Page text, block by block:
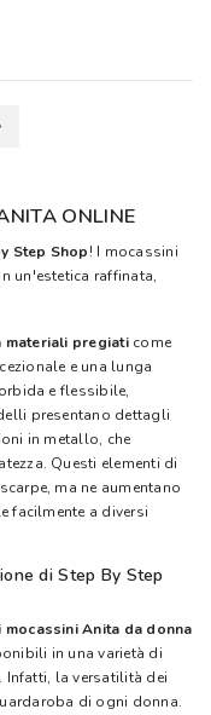
ONLINE
Step Shop! I mocassini
un'estetica raffinata,
materiali pregiaticome
e una lunga
e flessibile,
presentano dettagli
in metallo, che
Questi elementi di
ma ne aumentano
facilmente a diversi
di Step By Step
Anita da donna
in una varietà di
Infatti, la versatilità dei
di ogni donna.